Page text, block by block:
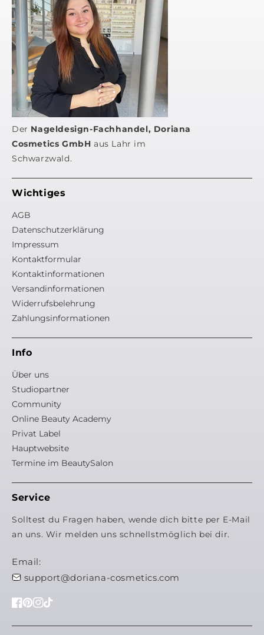
Der Nageldesign-Fachhandel, Doriana
Cosmetics GmbH aus Lahr im
Schwarzwald.
Wichtiges
AGB
Datenschutzerklärung
Impressum
Kontaktformular
Kontaktinformationen
Versandinformationen
Widerrufsbelehrung
Zahlungsinformationen
Info
Über uns
Studiopartner
Community
Online Beauty Academy
Privat Label
Hauptwebsite
Termine im BeautySalon
Service
Solltest du Fragen haben, wende dich bitte per E-Mail
an uns. Wir melden uns schnellstmöglich bei dir.
Email:
support@doriana-cosmetics.com
Facebook
Pinterest
Instagram
TikTok